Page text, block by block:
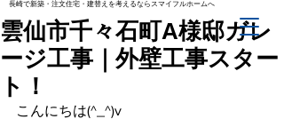
長崎で新築・注文住宅・建替えを考えるならスマイフルホームへ
雲仙市千々石町A様邸ガレ
ージ工事｜外壁工事スター
ト！
こんにちは(^_^)v